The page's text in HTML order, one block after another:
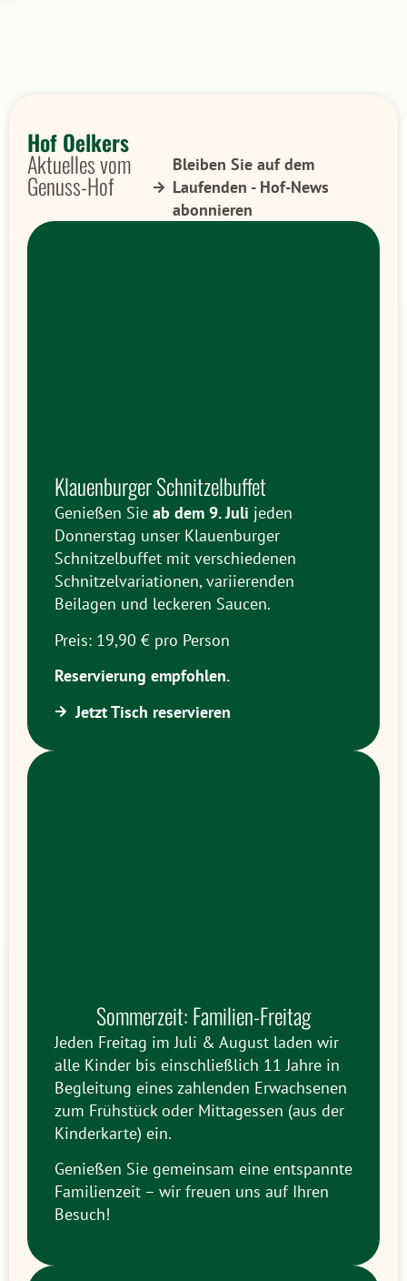
Hof Oelkers
Aktuelles vom
Genuss-Hof
Bleiben Sie auf dem
Laufenden - Hof-News
abonnieren
Klauenburger Schnitzelbuffet
Genießen Sie ab dem 9. Juli jeden
Donnerstag unser Klauenburger
Schnitzelbuffet mit verschiedenen
Schnitzelvariationen, variierenden
Beilagen und leckeren Saucen.
Preis: 19,90 € pro Person
Reservierung empfohlen.
Jetzt Tisch reservieren
Sommerzeit: Familien-Freitag
Jeden Freitag im Juli & August laden wir
alle Kinder bis einschließlich 11 Jahre in
Begleitung eines zahlenden Erwachsenen
zum Frühstück oder Mittagessen (aus der
Kinderkarte) ein.
Genießen Sie gemeinsam eine entspannte
Familienzeit – wir freuen uns auf Ihren
Besuch!